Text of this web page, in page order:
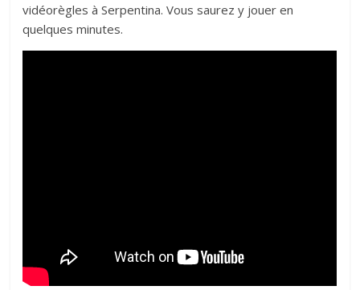
vidéorègles à Serpentina. Vous saurez y jouer en
quelques minutes.